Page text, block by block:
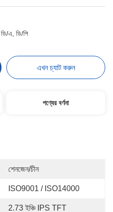
ডি/এ, ডি/পি
এখন চ্যাট করুন
পণ্যের বর্ণনা
শেনজেন/চীন
ISO9001 / ISO14000
2.73 ইঞ্চি IPS TFT